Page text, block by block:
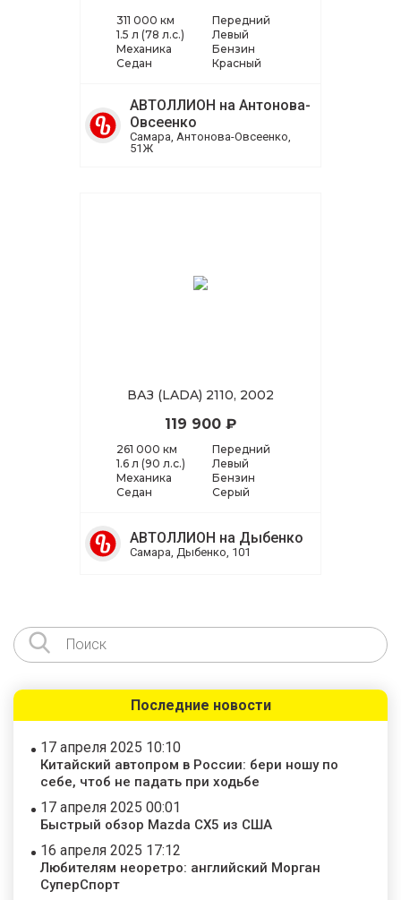
311 000 км
1.5 л (78 л.с.)
Механика
Седан
Передний
Левый
Бензин
Красный
АВТОЛЛИОН на Антонова-
Овсеенко
Самара, Антонова-Овсеенко,
51Ж
ВАЗ (LADA) 2110, 2002
119 900 ₽
261 000 км
1.6 л (90 л.с.)
Механика
Седан
Передний
Левый
Бензин
Серый
АВТОЛЛИОН на Дыбенко
Самара, Дыбенко, 101
Последние новости
17 апреля 2025 10:10
Китайский автопром в России: бери ношу по
себе, чтоб не падать при ходьбе
17 апреля 2025 00:01
Быстрый обзор Mazda CX5 из США
16 апреля 2025 17:12
Любителям неоретро: английский Морган
СуперСпорт